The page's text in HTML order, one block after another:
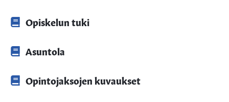
Opiskelun tuki
Asuntola
Opintojaksojen kuvaukset